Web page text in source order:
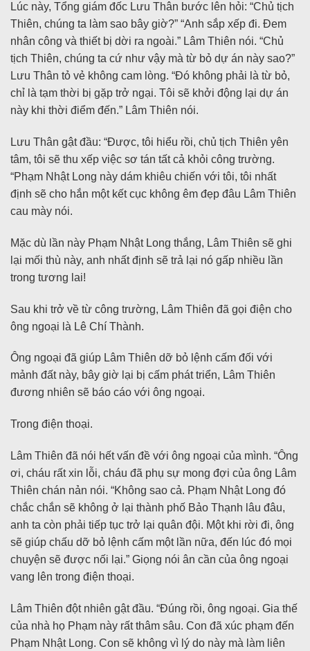
Lúc này, Tổng giám đốc Lưu Thân bước lên hỏi: “Chủ tịch
Thiên, chúng ta làm sao bây giờ?” “Anh sắp xếp đi. Đem
nhân công và thiết bị dời ra ngoài.” Lâm Thiên nói. “Chủ
tịch Thiên, chúng ta cứ như vậy mà từ bỏ dự án này sao?”
Lưu Thân tỏ vẻ không cam lòng. “Đó không phải là từ bỏ,
chỉ là tạm thời bị gặp trở ngại. Tôi sẽ khởi động lại dự án
này khi thời điểm đến.” Lâm Thiên nói.
Lưu Thân gật đầu: “Được, tôi hiểu rồi, chủ tịch Thiên yên
tâm, tôi sẽ thu xếp việc sơ tán tất cả khỏi công trường.
“Phạm Nhật Long này dám khiêu chiến với tôi, tôi nhất
định sẽ cho hắn một kết cục không êm đẹp đâu Lâm Thiên
cau mày nói.
Mặc dù lần này Phạm Nhật Long thắng, Lâm Thiên sẽ ghi
lại mối thù này, anh nhất định sẽ trả lại nó gấp nhiều lần
trong tương lai!
Sau khi trở về từ công trường, Lâm Thiên đã gọi điện cho
ông ngoại là Lê Chí Thành.
Ông ngoại đã giúp Lâm Thiên dỡ bỏ lệnh cấm đối với
mảnh đất này, bây giờ lại bị cấm phát triển, Lâm Thiên
đương nhiên sẽ báo cáo với ông ngoại.
Trong điện thoại.
Lâm Thiên đã nói hết vấn đề với ông ngoại của mình. “Ông
ơi, cháu rất xin lỗi, cháu đã phụ sự mong đợi của ông Lâm
Thiên chán nản nói. “Không sao cả. Phạm Nhật Long đó
chắc chắn sẽ không ở lại thành phố Bảo Thạnh lâu đâu,
anh ta còn phải tiếp tục trở lại quân đội. Một khi rời đi, ông
sẽ giúp chấu dỡ bỏ lệnh cấm một lần nữa, đến lúc đó mọi
chuyện sẽ được nối lại.” Giọng nói ân cần của ông ngoại
vang lên trong điện thoại.
Lâm Thiên đột nhiên gật đầu. “Đúng rồi, ông ngoại. Gia thế
của nhà họ Phạm này rất thâm sâu. Con đã xúc phạm đến
Phạm Nhật Long. Con sẽ không vì lý do này mà làm liên